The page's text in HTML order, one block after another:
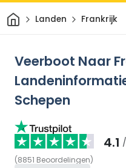
ThuisLanden Frankrijk
Veerboot Naar
Schepen
4.1
(8851 Beoordelingen)